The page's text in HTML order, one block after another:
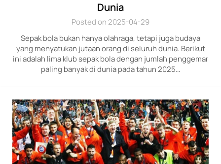
Dunia
Posted on 2025-04-29
Sepak bola bukan hanya olahraga, tetapi juga budaya
yang menyatukan jutaan orang di seluruh dunia. Berikut
ini adalah lima klub sepak bola dengan jumlah penggemar
paling banyak di dunia pada tahun 2025…